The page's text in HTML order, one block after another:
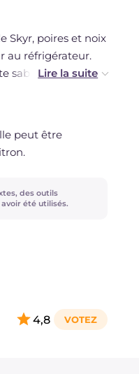
Skyr, poires et noix
au réfrigérateur.
sablée à l'avance
peut être
des outils
été utilisés.
4,8